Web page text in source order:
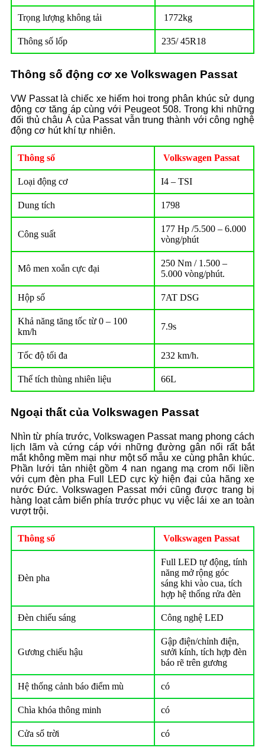
Trọng lượng không tải 1772kg
Thông số lốp 235/ 45R18
Thông số động cơ xe Volkswagen Passat
VW Passat là chiếc xe hiếm hoi trong phân khúc sử dụng
động cơ tăng áp cùng với Peugeot 508. Trong khi những
đối thủ châu Á của Passat vẫn trung thành với công nghệ
động cơ hút khí tự nhiên.
Thông số Volkswagen Passat
Loại động cơ I4 – TSI
Dung tích 1798
Công suất
177 Hp /5.500 – 6.000
vòng/phút
Mô men xoắn cực đại
250 Nm / 1.500 –
5.000 vòng/phút.
Hộp số 7AT DSG
Khả năng tăng tốc từ 0 – 100
km/h
7.9s
Tốc độ tối đa 232 km/h.
Thể tích thùng nhiên liệu 66L
Ngoại thất của Volkswagen Passat
Nhìn từ phía trước, Volkswagen Passat mang phong cách
lịch lãm và cứng cáp với những đường gân nổi rất bắt
mắt không mềm mại như một số mẫu xe cùng phân khúc.
Phần lưới tản nhiệt gồm 4 nan ngang mạ crom nối liền
với cụm đèn pha Full LED cực kỳ hiện đại của hãng xe
nước Đức. Volkswagen Passat mới cũng được trang bị
hàng loạt cảm biến phía trước phục vụ việc lái xe an toàn
vượt trội.
Thông số Volkswagen Passat
Đèn pha
Full LED tự động, tính
năng mở rộng góc
sáng khi vào cua, tích
hợp hệ thống rửa đèn
Đèn chiếu sáng Công nghệ LED
Gương chiếu hậu
Gập điện/chỉnh điện,
sưởi kính, tích hợp đèn
báo rẽ trên gương
Hệ thống cảnh báo điểm mù có
Chìa khóa thông minh có
Cửa sổ trời có